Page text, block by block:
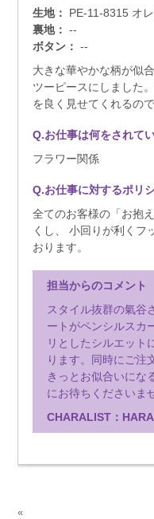
生地： PE-11-8315 オ
裏地：--
ボタン：--
大きな華やかな柄が似
ツーピースにしました
を良く見せてくれるの
Q.お仕事は何をされて
フラワー関係
Q.お仕事に対するポリ
全てのお客様の「お抱
くし、 小回りが利くフ
おります。
担当からのコメント
スタイル抜群の氣谷
ートがペンシルスカ
リとしたシルエット
ります。同時にご注
きっとお似合いにな
にお待ちくださいま
CHARALIST：
«